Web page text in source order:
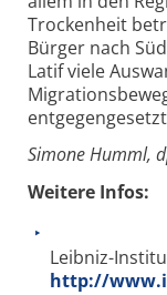
Trockenheit
Bürger nach
Latif viele
Simone Humml,
Weitere Infos:
Leibniz-
http://